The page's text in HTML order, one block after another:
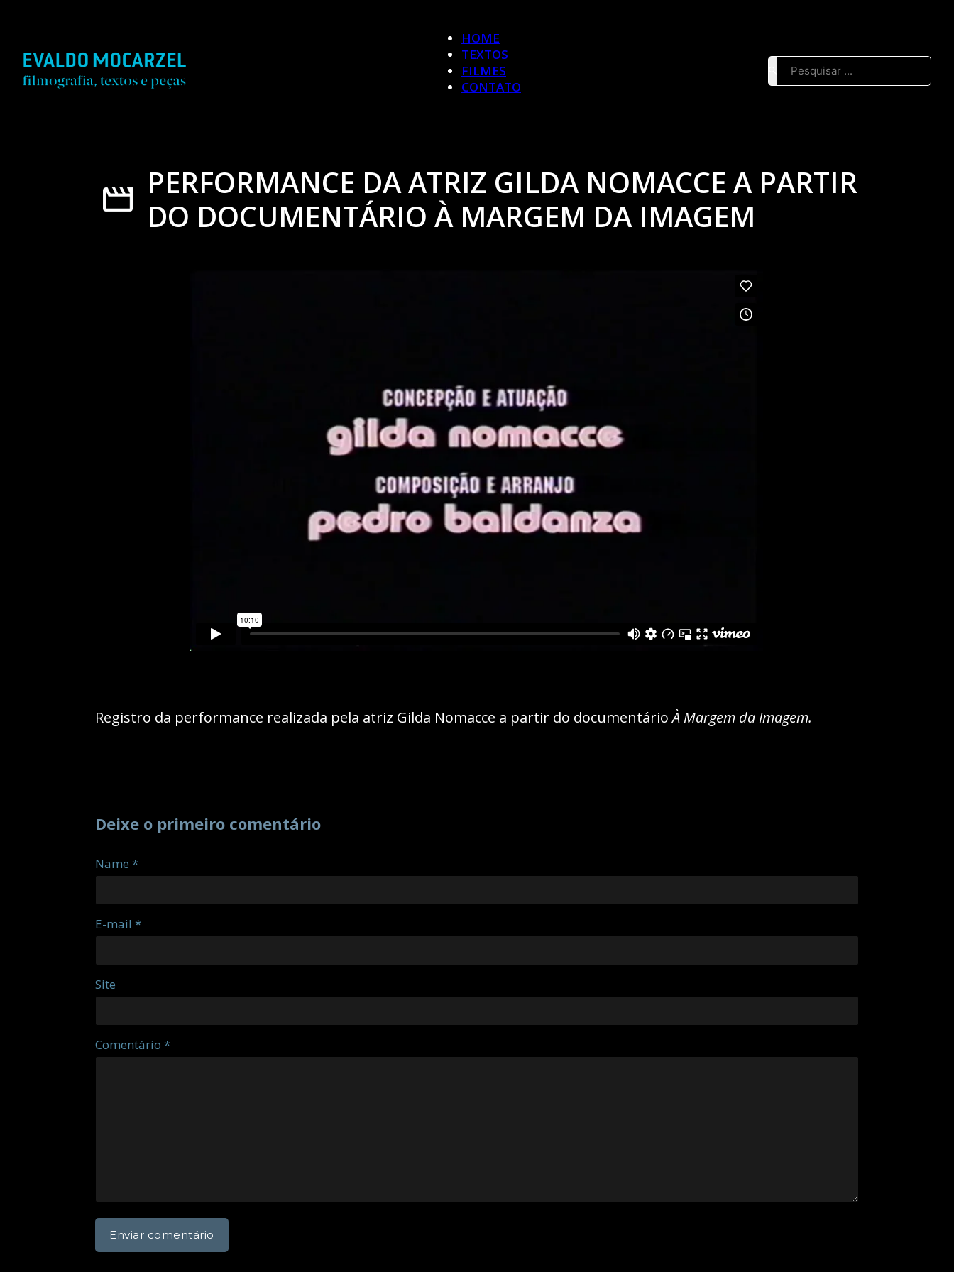
HOME
TEXTOS
FILMES
CONTATO
Pesquisar ...
PERFORMANCE DA ATRIZ GILDA NOMACCE A PARTIR
DO DOCUMENTÁRIO À MARGEM DA IMAGEM
Registro da performance realizada pela atriz Gilda Nomacce a partir do documentárioÀ Margem da Imagem.
Deixe o primeiro comentário
Name *
E-mail *
Site
Comentário *